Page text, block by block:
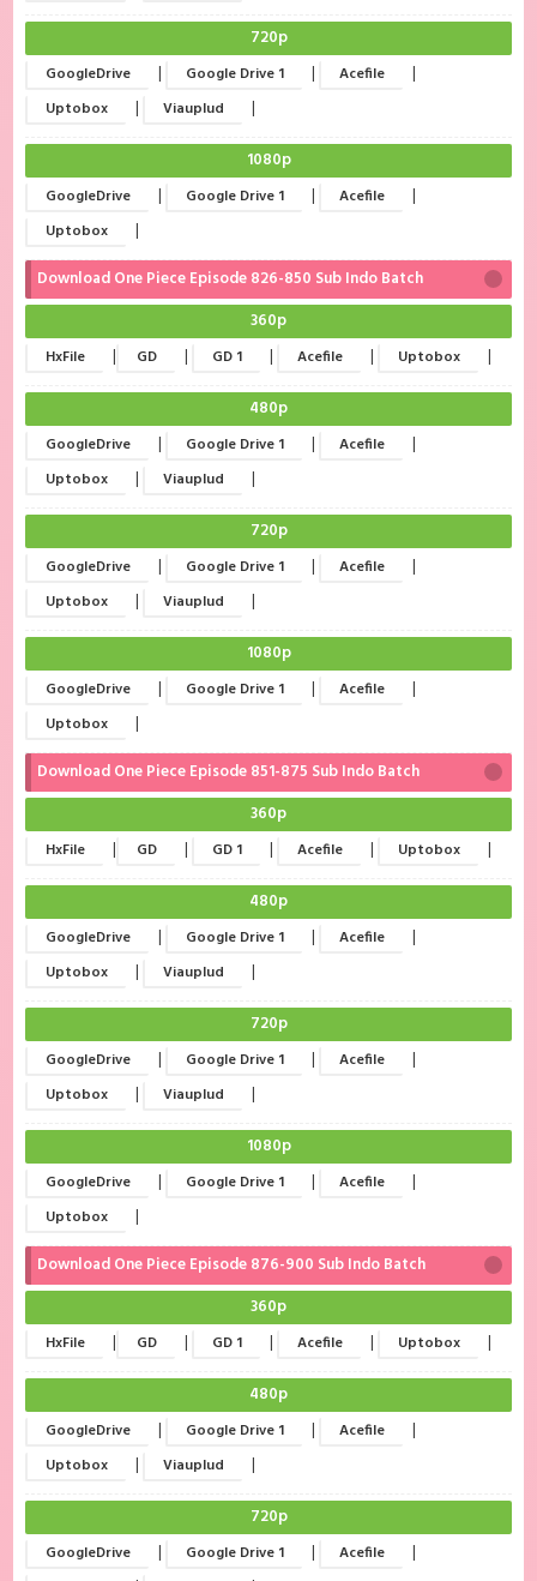
720p
GoogleDrive | Google Drive 1 | Acefile |
Uptobox | Viauplud |
1080p
GoogleDrive | Google Drive 1 | Acefile |
Uptobox
|
Download One Piece Episode 826-850 Sub Indo Batch
360p
HxFile | GD | GD 1 | Acefile | Uptobox |
480p
GoogleDrive | Google Drive 1 | Acefile |
Uptobox | Viauplud |
720p
GoogleDrive | Google Drive 1 | Acefile |
Uptobox | Viauplud |
1080p
GoogleDrive | Google Drive 1 | Acefile |
Uptobox
|
Download One Piece Episode 851-875 Sub Indo Batch
360p
HxFile | GD | GD 1 | Acefile | Uptobox |
480p
GoogleDrive | Google Drive 1 | Acefile |
Uptobox | Viauplud |
720p
GoogleDrive | Google Drive 1 | Acefile |
Uptobox | Viauplud |
1080p
GoogleDrive | Google Drive 1 | Acefile |
Uptobox
|
Download One Piece Episode 876-900 Sub Indo Batch
360p
HxFile | GD | GD 1 | Acefile | Uptobox |
480p
GoogleDrive | Google Drive 1 | Acefile |
Uptobox | Viauplud |
720p
GoogleDrive | Google Drive 1 | Acefile |